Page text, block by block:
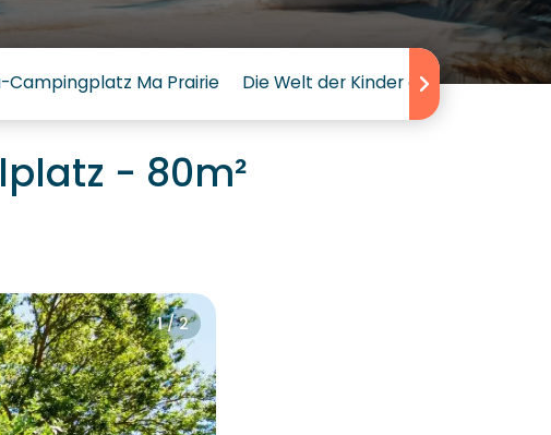
Campingplatz Ma Prairie Die Welt der Kinder auf dem
- 80m²
1 / 2